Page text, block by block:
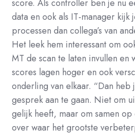
score. Als controller ben je nu
data en ook als IT-manager kijk
processen dan collega’s van
Het leek hem interessant om
MT de scan te laten invullen en
scores lagen hoger en ook
onderling van elkaar. “Dan heb
gesprek aan te gaan. Niet om
gelijk heeft, maar om samen op
over waar het grootste